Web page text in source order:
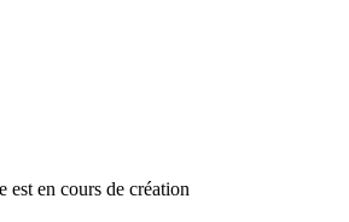
est en cours de création